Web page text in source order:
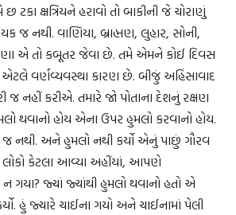
ટકા ક્ષત્રિયને હરાવો તો બાકીની જે ચોરાણું
જ નથી. વાણિયા, બ્રાહ્મણ, લુહાર, સોની,
એ તો કબૂતર જેવા છે. તમે એમને કોઈ દિવસ
એટલે વર્ણવ્યવસ્થા કારણ છે. બીજું અહિંસાવાદ
નહીં કરીએ. તમારે જો પોતાના દેશનું રક્ષણ
થવાનો હોય એના ઉપર હુમલો કરવાનો હોય.
નથી. અને હુમલો નથી કર્યો એનું પાછું ગૌરવ
કેટલા આવ્યા અહીંયાં, આપણે
ગયા? જ્યાં જ્યાંથી હુમલો થવાનો હતો એ
હું જ્યારે ચાઈના ગયો અને ચાઈનામાં પેલી